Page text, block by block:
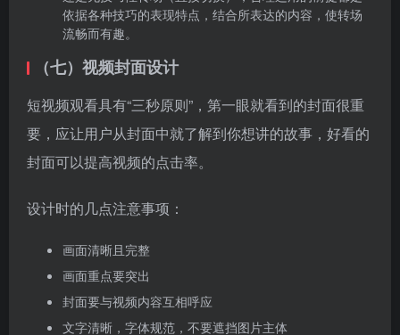
设计时的几点注意事项：
画面清晰且完整
封面要与视频内容互相呼应
文字清晰，字体规范，不要遮挡图片主体
（八）视频的导出
短视频剪辑完毕后，点击导出前，需要反复多看几遍，
五、剪辑的艺术和技巧
（一）视频剪辑技巧